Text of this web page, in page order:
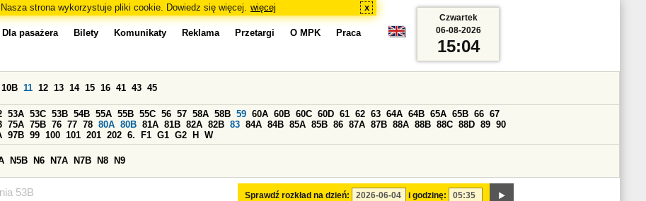
Nasza strona wykorzystuje pliki cookie. Dowiedz się więcej. więcej x
53B
Dla pasażera Bilety Komunikaty Reklama Przetargi O MPK Praca
Sprawdź rozkład na dzień: i godzinę:
10B 11 12 13 14 15 16 41 43 45
53A 53C 53B 54B 55A 55B 55C 56 57 58A 58B 59 60A 60B 60C 60D 61 62 63 64A 64B 65A 65B 66 67
75A 75B 76 77 78 80A 80B 81A 81B 82A 82B 83 84A 84B 85A 85B 86 87A 87B 88A 88B 88C 88D 89 90
97B 99 100 101 201 202 6. F1 G1 G2 H W
N5B N6 N7A N7B N8 N9
Czwartek
06-08-2026
15:04